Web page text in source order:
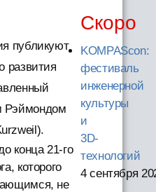
публикуют
развития
Рэймондом
конца 21-го
которого
не
Скоро
KOMPAScon:
фестиваль
инженерной
культуры
и
3D-
технологий
4 сентября